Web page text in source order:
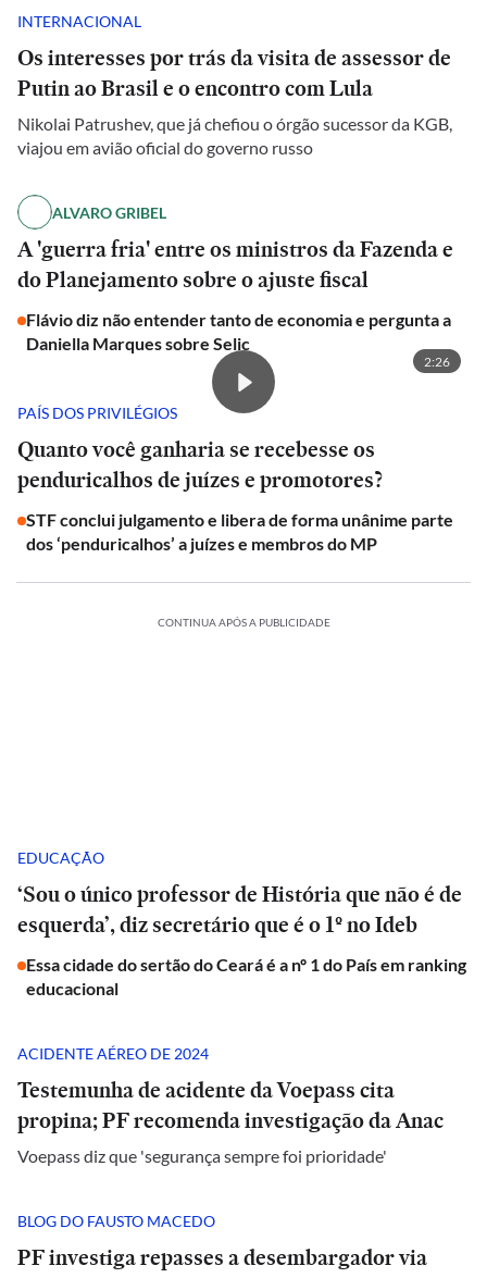
INTERNACIONAL
Os interesses por trás da visita de assessor de
Putin ao Brasil e o encontro com Lula
Nikolai Patrushev, que já chefiou o órgão sucessor da KGB,
viajou em avião oficial do governo russo
ALVARO GRIBEL
A 'guerra fria' entre os ministros da Fazenda e
do Planejamento sobre o ajuste fiscal
Flávio diz não entender tanto de economia e pergunta a
Daniella Marques sobre Selic
2:26
PAÍS DOS PRIVILÉGIOS
Quanto você ganharia se recebesse os
penduricalhos de juízes e promotores?
STF conclui julgamento e libera de forma unânime parte
dos ‘penduricalhos’ a juízes e membros do MP
CONTINUA APÓS A PUBLICIDADE
EDUCAÇÃO
‘Sou o único professor de História que não é de
esquerda’, diz secretário que é o 1º no Ideb
Essa cidade do sertão do Ceará é a nº 1 do País em ranking
educacional
ACIDENTE AÉREO DE 2024
Testemunha de acidente da Voepass cita
propina; PF recomenda investigação da Anac
Voepass diz que 'segurança sempre foi prioridade'
BLOG DO FAUSTO MACEDO
PF investiga repasses a desembargador via